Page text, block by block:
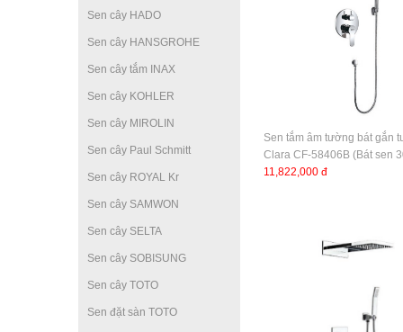
Sen cây HADO
Sen cây HANSGROHE
Sen cây tắm INAX
Sen cây KOHLER
Sen cây MIROLIN
Sen cây Paul Schmitt
Sen cây ROYAL Kr
Sen cây SAMWON
Sen cây SELTA
Sen cây SOBISUNG
Sen cây TOTO
Sen đặt sàn TOTO
Sen tắm âm tường bát gắn
Clara CF-58406B (Bát sen
11,822,000 đ